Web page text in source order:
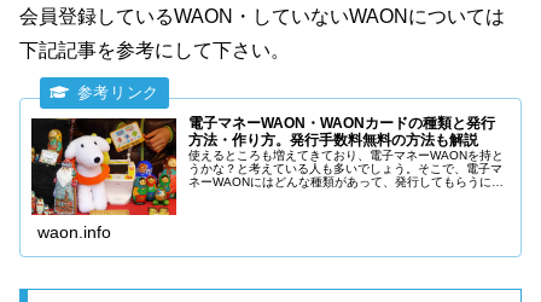
会員登録しているWAON・していないWAONについては
下記記事を参考にして下さい。
電子マネーWAON・WAONカードの種類と発行
方法・作り方。発行手数料無料の方法も解説
使えるところも増えてきており、電子マネーWAONを持と
うかな？と考えている人も多いでしょう。そこで、電子マ
ネーWAONにはどんな種類があって、発行してもらうには
waon.info